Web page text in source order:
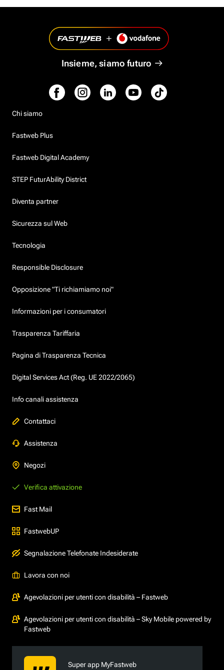
Insieme, siamo futuro
Chi siamo
Fastweb Plus
Fastweb Digital Academy
STEP FuturAbility District
Diventa partner
Sicurezza sul Web
Tecnologia
Responsible Disclosure
Opposizione "Ti richiamiamo noi"
Informazioni per i consumatori
Trasparenza Tariffaria
Pagina di Trasparenza Tecnica
Digital Services Act (Reg. UE 2022/2065)
Info canali assistenza
Contattaci
Assistenza
Negozi
Verifica attivazione
Fast Mail
FastwebUP
Segnalazione Telefonate Indesiderate
Lavora con noi
Agevolazioni per utenti con disabilità – Fastweb
Agevolazioni per utenti con disabilità – Sky Mobile powered by
Fastweb
Super app MyFastweb